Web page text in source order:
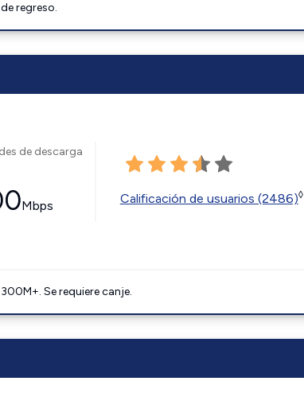
regreso.
de descarga
Mbps Calificación de usuarios (2486)◊
Se requiere canje.